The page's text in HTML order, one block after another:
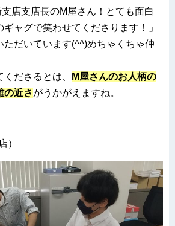
店支店長のM屋さん！とても面白
ギャグで笑わせてくださります！」
ただいています(^^)めちゃくちゃ仲
ださるとは、
M屋さんのお人柄の
の近さがうかがえますね。
）